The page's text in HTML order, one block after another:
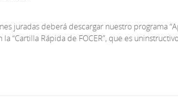
juradas deberá descargar nuestro programa
la “Cartilla Rápida de FOCER”, que es